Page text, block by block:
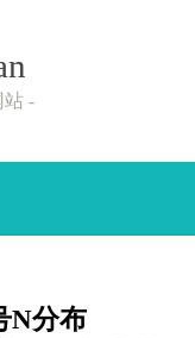
站
N分布